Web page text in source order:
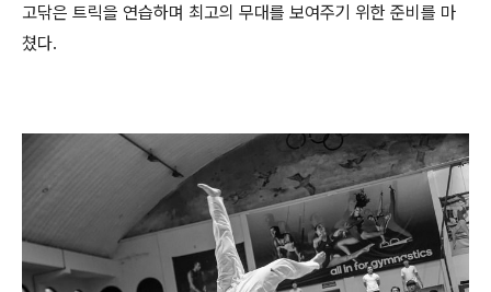
고닦은 트릭을 연습하며 최고의 무대를 보여주기 위한 준비를 마
쳤다.